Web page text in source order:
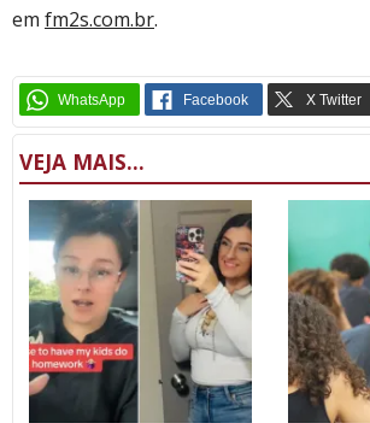
em fm2s.com.br.
VEJA MAIS...